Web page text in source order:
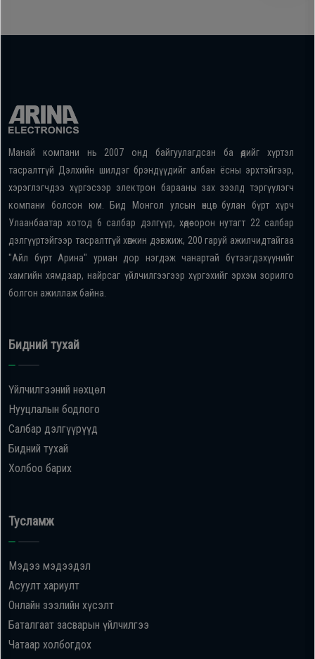
Манай компани нь 2007 онд байгуулагдсан ба өдийг хүртэл
тасралтгүй Дэлхийн шилдэг брэндүүдийг албан ёсны эрхтэйгээр,
хэрэглэгчдээ хүргэсээр электрон барааны зах зээлд тэргүүлэгч
компани болсон юм. Бид Монгол улсын өнцөг булан бүрт хүрч
Улаанбаатар хотод 6 салбар дэлгүүр, хөдөө орон нутагт 22 салбар
дэлгүүртэйгээр тасралтгүй хөгжин дэвжиж, 200 гаруй ажилчидтайгаа
"Айл бүрт Арина" уриан дор нэгдэж чанартай бүтээгдэхүүнийг
хамгийн хямдаар, найрсаг үйлчилгээгээр хүргэхийг эрхэм зорилго
болгон ажиллаж байна.
Бидний тухай
Үйлчилгээний нөхцөл
Нууцлалын бодлого
Салбар дэлгүүрүүд
Бидний тухай
Холбоо барих
Тусламж
Мэдээ мэдээдэл
Асуулт хариулт
Онлайн зээлийн хүсэлт
Баталгаат засварын үйлчилгээ
Чатаар холбогдох